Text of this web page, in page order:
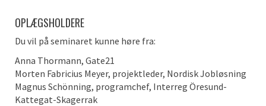
OPLÆGSHOLDERE
Du vil på seminaret kunne høre fra:
Anna Thormann, Gate21
Morten Fabricius Meyer, projektleder, Nordisk Jobløsning
Magnus Schönning, programchef, Interreg Öresund-
Kattegat-Skagerrak